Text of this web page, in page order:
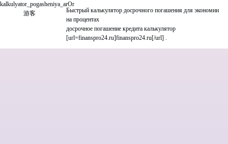
kalkulyator_pogasheniya_arOr
游客
Быстрый калькулятор досрочного погашения для экономии
на процентах
досрочное погашение кредита калькулятор
[url=finanspro24.ru]finanspro24.ru[/url] .